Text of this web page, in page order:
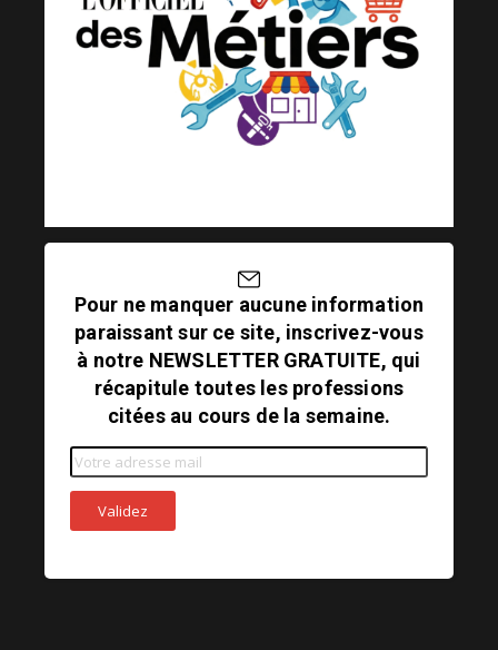
Pour ne manquer aucune information
paraissant sur ce site, inscrivez-vous
à notre NEWSLETTER GRATUITE, qui
récapitule toutes les professions
citées au cours de la semaine.